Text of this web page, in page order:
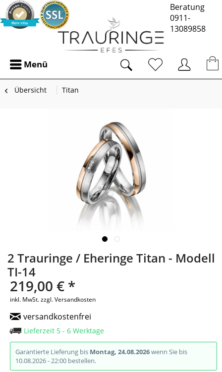
Beratung
0911-
13089858
Menü
Übersicht Titan
2 Trauringe / Eheringe Titan - Modell
TI-14
219,00 € *
inkl. MwSt.zzgl. Versandkosten
versandkostenfrei
Lieferzeit 5 - 6 Werktage
Garantierte Lieferung bis Montag, 24.08.2026wenn Sie bis
10.08.2026 - 22:00 bestellen.